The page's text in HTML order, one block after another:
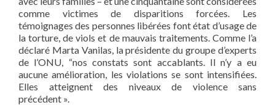
comme victimes de disparitions forcées. Les
témoignages des personnes libérées font état d’usage de
la torture, de viols et de mauvais traitements. Comme l’a
déclaré Marta Vanilas, la présidente du groupe d’experts
de l’ONU, “nos constats sont accablants. Il n’y a eu
aucune amélioration, les violations se sont intensifiées.
Elles atteignent des niveaux de violence sans
précédent ».